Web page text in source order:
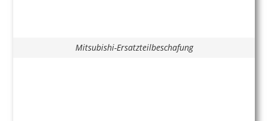
Mitsubishi-Ersatzteilbeschafung